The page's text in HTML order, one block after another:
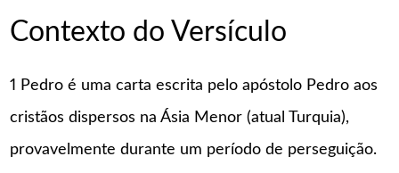
Contexto do Versículo
1 Pedro é uma carta escrita pelo apóstolo Pedro aos
cristãos dispersos na Ásia Menor (atual Turquia),
provavelmente durante um período de perseguição.